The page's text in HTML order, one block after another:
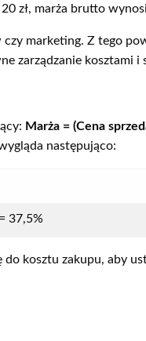
zł, marża brutto
marketing. Z tego
zarządzanie kosztami i
Marża = (Cena
następująco:
37,5%
kosztu zakupu, aby